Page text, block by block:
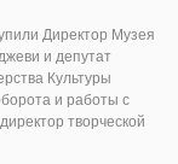
Директор Музея
и депутат
Культуры
и работы с
творческой